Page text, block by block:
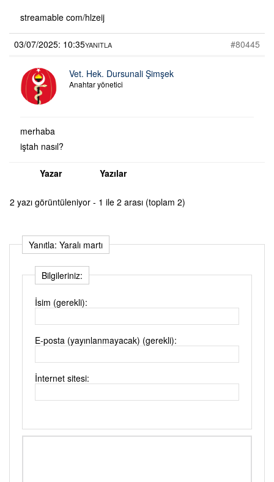
streamable com/hlzeij
03/07/2025: 10:35 #80445
YANITLA
Vet. Hek. Dursunali Şimşek
Anahtar yönetici
merhaba
iştah nasıl?
Yazar Yazılar
2 yazı görüntüleniyor - 1 ile 2 arası (toplam 2)
Yanıtla: Yaralı martı
Bilgileriniz:
İsim (gerekli):
E-posta (yayınlanmayacak) (gerekli):
İnternet sitesi: